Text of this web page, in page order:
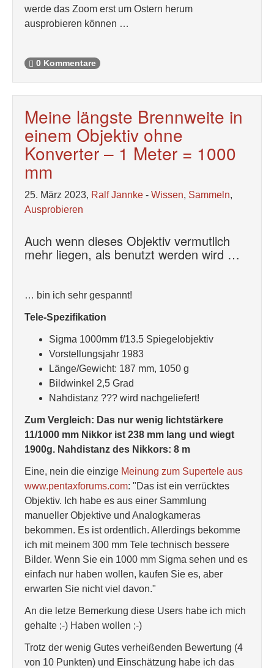
werde das Zoom erst um Ostern herum
ausprobieren können …
0 Kommentare
Meine längste Brennweite in
einem Objektiv ohne
Konverter – 1 Meter = 1000
mm
25. März 2023, Ralf Jannke - Wissen, Sammeln,
Ausprobieren
Auch wenn dieses Objektiv vermutlich
mehr liegen, als benutzt werden wird …
… bin ich sehr gespannt!
Tele-Spezifikation
Sigma 1000mm f/13.5 Spiegelobjektiv
Vorstellungsjahr 1983
Länge/Gewicht: 187 mm, 1050 g
Bildwinkel 2,5 Grad
Nahdistanz ??? wird nachgeliefert!
Zum Vergleich: Das nur wenig lichtstärkere
11/1000 mm Nikkor ist 238 mm lang und wiegt
1900g. Nahdistanz des Nikkors: 8 m
Eine, nein die einzige Meinung zum Supertele aus
www.pentaxforums.com: "Das ist ein verrücktes
Objektiv. Ich habe es aus einer Sammlung
manueller Objektive und Analogkameras
bekommen. Es ist ordentlich. Allerdings bekomme
ich mit meinem 300 mm Tele technisch bessere
Bilder. Wenn Sie ein 1000 mm Sigma sehen und es
einfach nur haben wollen, kaufen Sie es, aber
erwarten Sie nicht viel davon."
An die letze Bemerkung diese Users habe ich mich
gehalte ;-) Haben wollen ;-)
Trotz der wenig Gutes verheißenden Bewertung (4
von 10 Punkten) und Einschätzung habe ich das